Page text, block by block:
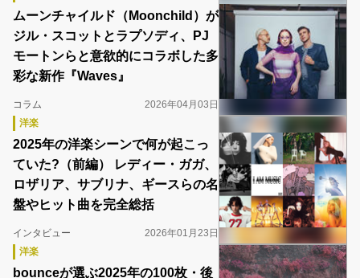
ムーンチャイルド（Moonchild）が
ジル・スコットとラプソディ、PJ
モートンらと意欲的にコラボした多
彩な新作『Waves』
コラム
2026年04月03日
洋楽
2025年の洋楽シーンで何が起こっ
ていた?（前編） レディー・ガガ、
ロザリア、サブリナ、ギースらの名
盤やヒット曲を完全総括
インタビュー
2026年01月23日
洋楽
bounceが選ぶ2025年の100枚・後